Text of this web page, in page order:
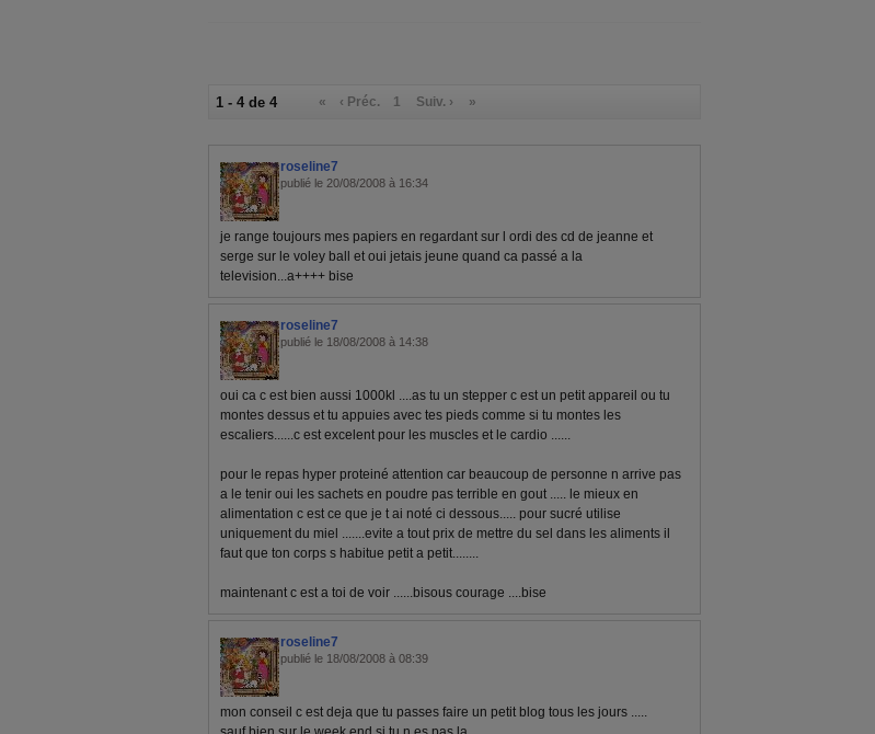
1 - 4 de 4 « ‹ Préc. 1 Suiv. › »
roseline7
publié le 20/08/2008 à 16:34
je range toujours mes papiers en regardant sur l ordi des cd de jeanne et
serge sur le voley ball et oui jetais jeune quand ca passé a la
television...a++++ bise
roseline7
publié le 18/08/2008 à 14:38
oui ca c est bien aussi 1000kl ....as tu un stepper c est un petit appareil ou tu
montes dessus et tu appuies avec tes pieds comme si tu montes les
escaliers......c est excelent pour les muscles et le cardio ......
pour le repas hyper proteiné attention car beaucoup de personne n arrive pas
a le tenir oui les sachets en poudre pas terrible en gout ..... le mieux en
alimentation c est ce que je t ai noté ci dessous..... pour sucré utilise
uniquement du miel .......evite a tout prix de mettre du sel dans les aliments il
faut que ton corps s habitue petit a petit........
maintenant c est a toi de voir ......bisous courage ....bise
roseline7
publié le 18/08/2008 à 08:39
mon conseil c est deja que tu passes faire un petit blog tous les jours .....